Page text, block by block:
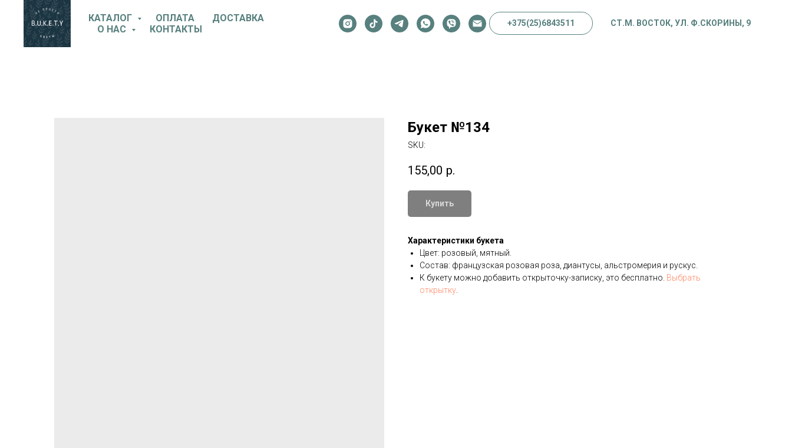
КАТАЛОГ ОПЛАТА
ДОСТАВКА
О НАС
КОНТАКТЫ
+375(25)6843511 СТ.М. ВОСТОК, УЛ. Ф.СКОРИНЫ, 9
Букет №134
SKU:
155,00 р.
Купить
Характеристики букета
Цвет: розовый, мятный.
Состав: французская розовая роза, диантусы, альстромерия и рускус.
К букету можно добавить открыточку-записку, это бесплатно. Выбрать
открытку.